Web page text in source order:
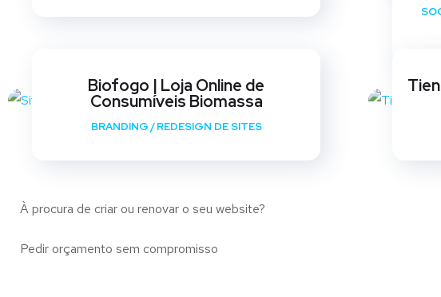
Biofogo | Loja Online de
Consumíveis Biomassa
BRANDING/REDESIGN DE SITES
À procura de criar ou renovar o seu website?
Pedir orçamento sem compromisso